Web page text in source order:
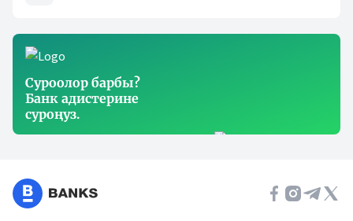
Суроолор барбы?
Банк адистерине
суроңуз.